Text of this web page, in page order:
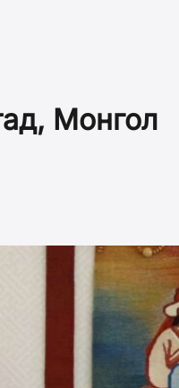
Монгол